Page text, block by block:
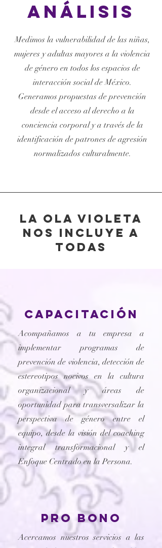
análisis
Medimos la vulnerabilidad de las niñas,
mujeres y adultas mayores a la violencia
de género en todos los espacios de
interacción social de México.
Generamos propuestas de prevención
desde el acceso al derecho a la
conciencia corporal y a través de la
identificación de patrones de agresión
normalizados culturalmente.
la ola violeta
nos incluye a
todas
capacitación
Acompañamos a tu empresa a
implementar programas de
prevención de violencia, detección de
estereotipos nocivos en la cultura
organizacional y áreas de
oportunidad para transversalizar la
perspectiva de género entre el
equipo, desde la visión del coaching
integral transformacional y el
Enfoque Centrado en la Persona.
pro bono
Acercamos nuestros servicios a las